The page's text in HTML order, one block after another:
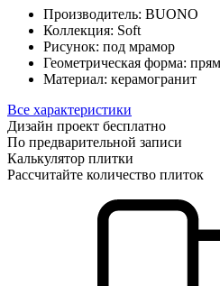
Производитель: BUONO
Коллекция: Soft
Рисунок: под мрамор
Геометрическая форма:
Материал: керамогранит
Все характеристики
Дизайн проект бесплатно
По предварительной записи
Калькулятор плитки
Рассчитайте количество плиток